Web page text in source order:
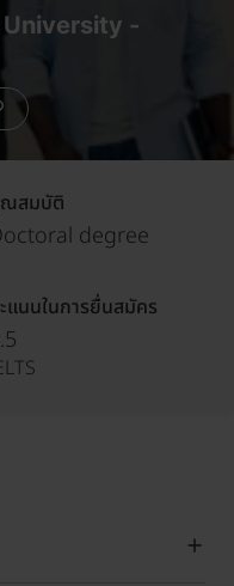
-
สมบัติ
degree
แนนในการยื่นสมัคร